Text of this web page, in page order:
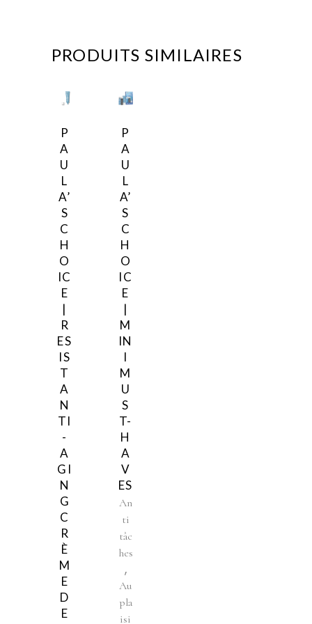
PRODUITS SIMILAIRES
P
A
U
L
A’
S
C
H
O
IC
E
|
R
ES
IS
T
A
N
TI
-
A
GI
N
G
C
R
È
M
E
D
E
P
A
U
L
A’
S
C
H
O
IC
E
|
M
IN
I
M
U
S
T-
H
A
V
ES
An
ti
tâc
hes
,
Au
pla
isi